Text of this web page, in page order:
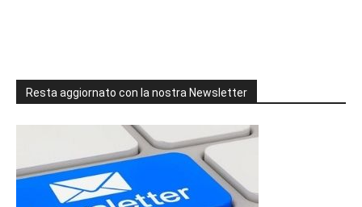
Resta aggiornato con la nostra Newsletter